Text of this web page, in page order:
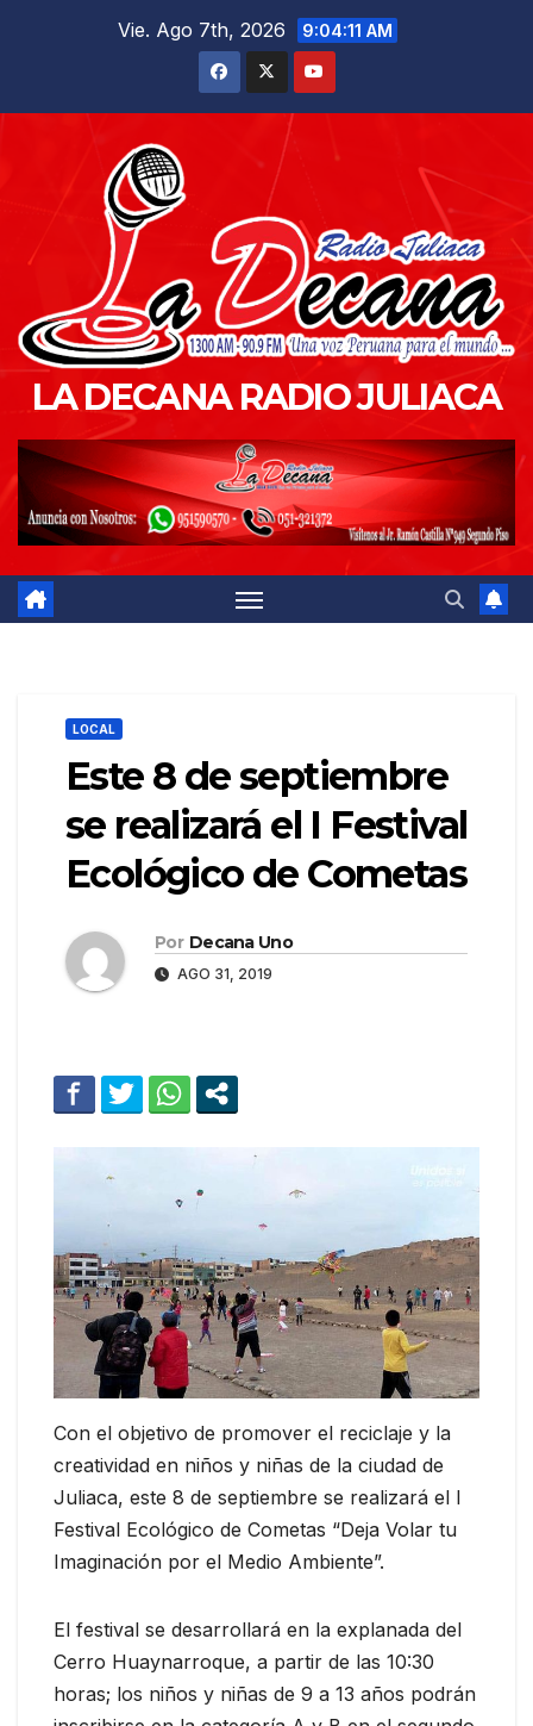
Vie. Ago 7th, 2026 9:04:12 AM
LA DECANA RADIO JULIACA
LOCAL
Este 8 de septiembre
se realizará el I Festival
Ecológico de Cometas
Por Decana Uno
AGO 31, 2019
Con el objetivo de promover el reciclaje y la
creatividad en niños y niñas de la ciudad de
Juliaca, este 8 de septiembre se realizará el I
Festival Ecológico de Cometas “Deja Volar tu
Imaginación por el Medio Ambiente”.
El festival se desarrollará en la explanada del
Cerro Huaynarroque, a partir de las 10:30
horas; los niños y niñas de 9 a 13 años podrán